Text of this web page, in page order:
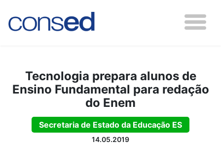
Tecnologia prepara alunos de
Ensino Fundamental para redação
do Enem
Secretaria de Estado da Educação ES
14.05.2019